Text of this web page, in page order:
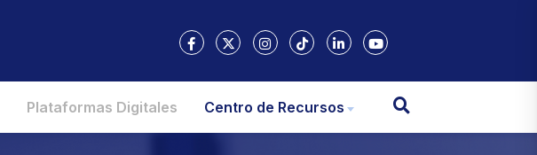
Plataformas Digitales Centro de Recursos